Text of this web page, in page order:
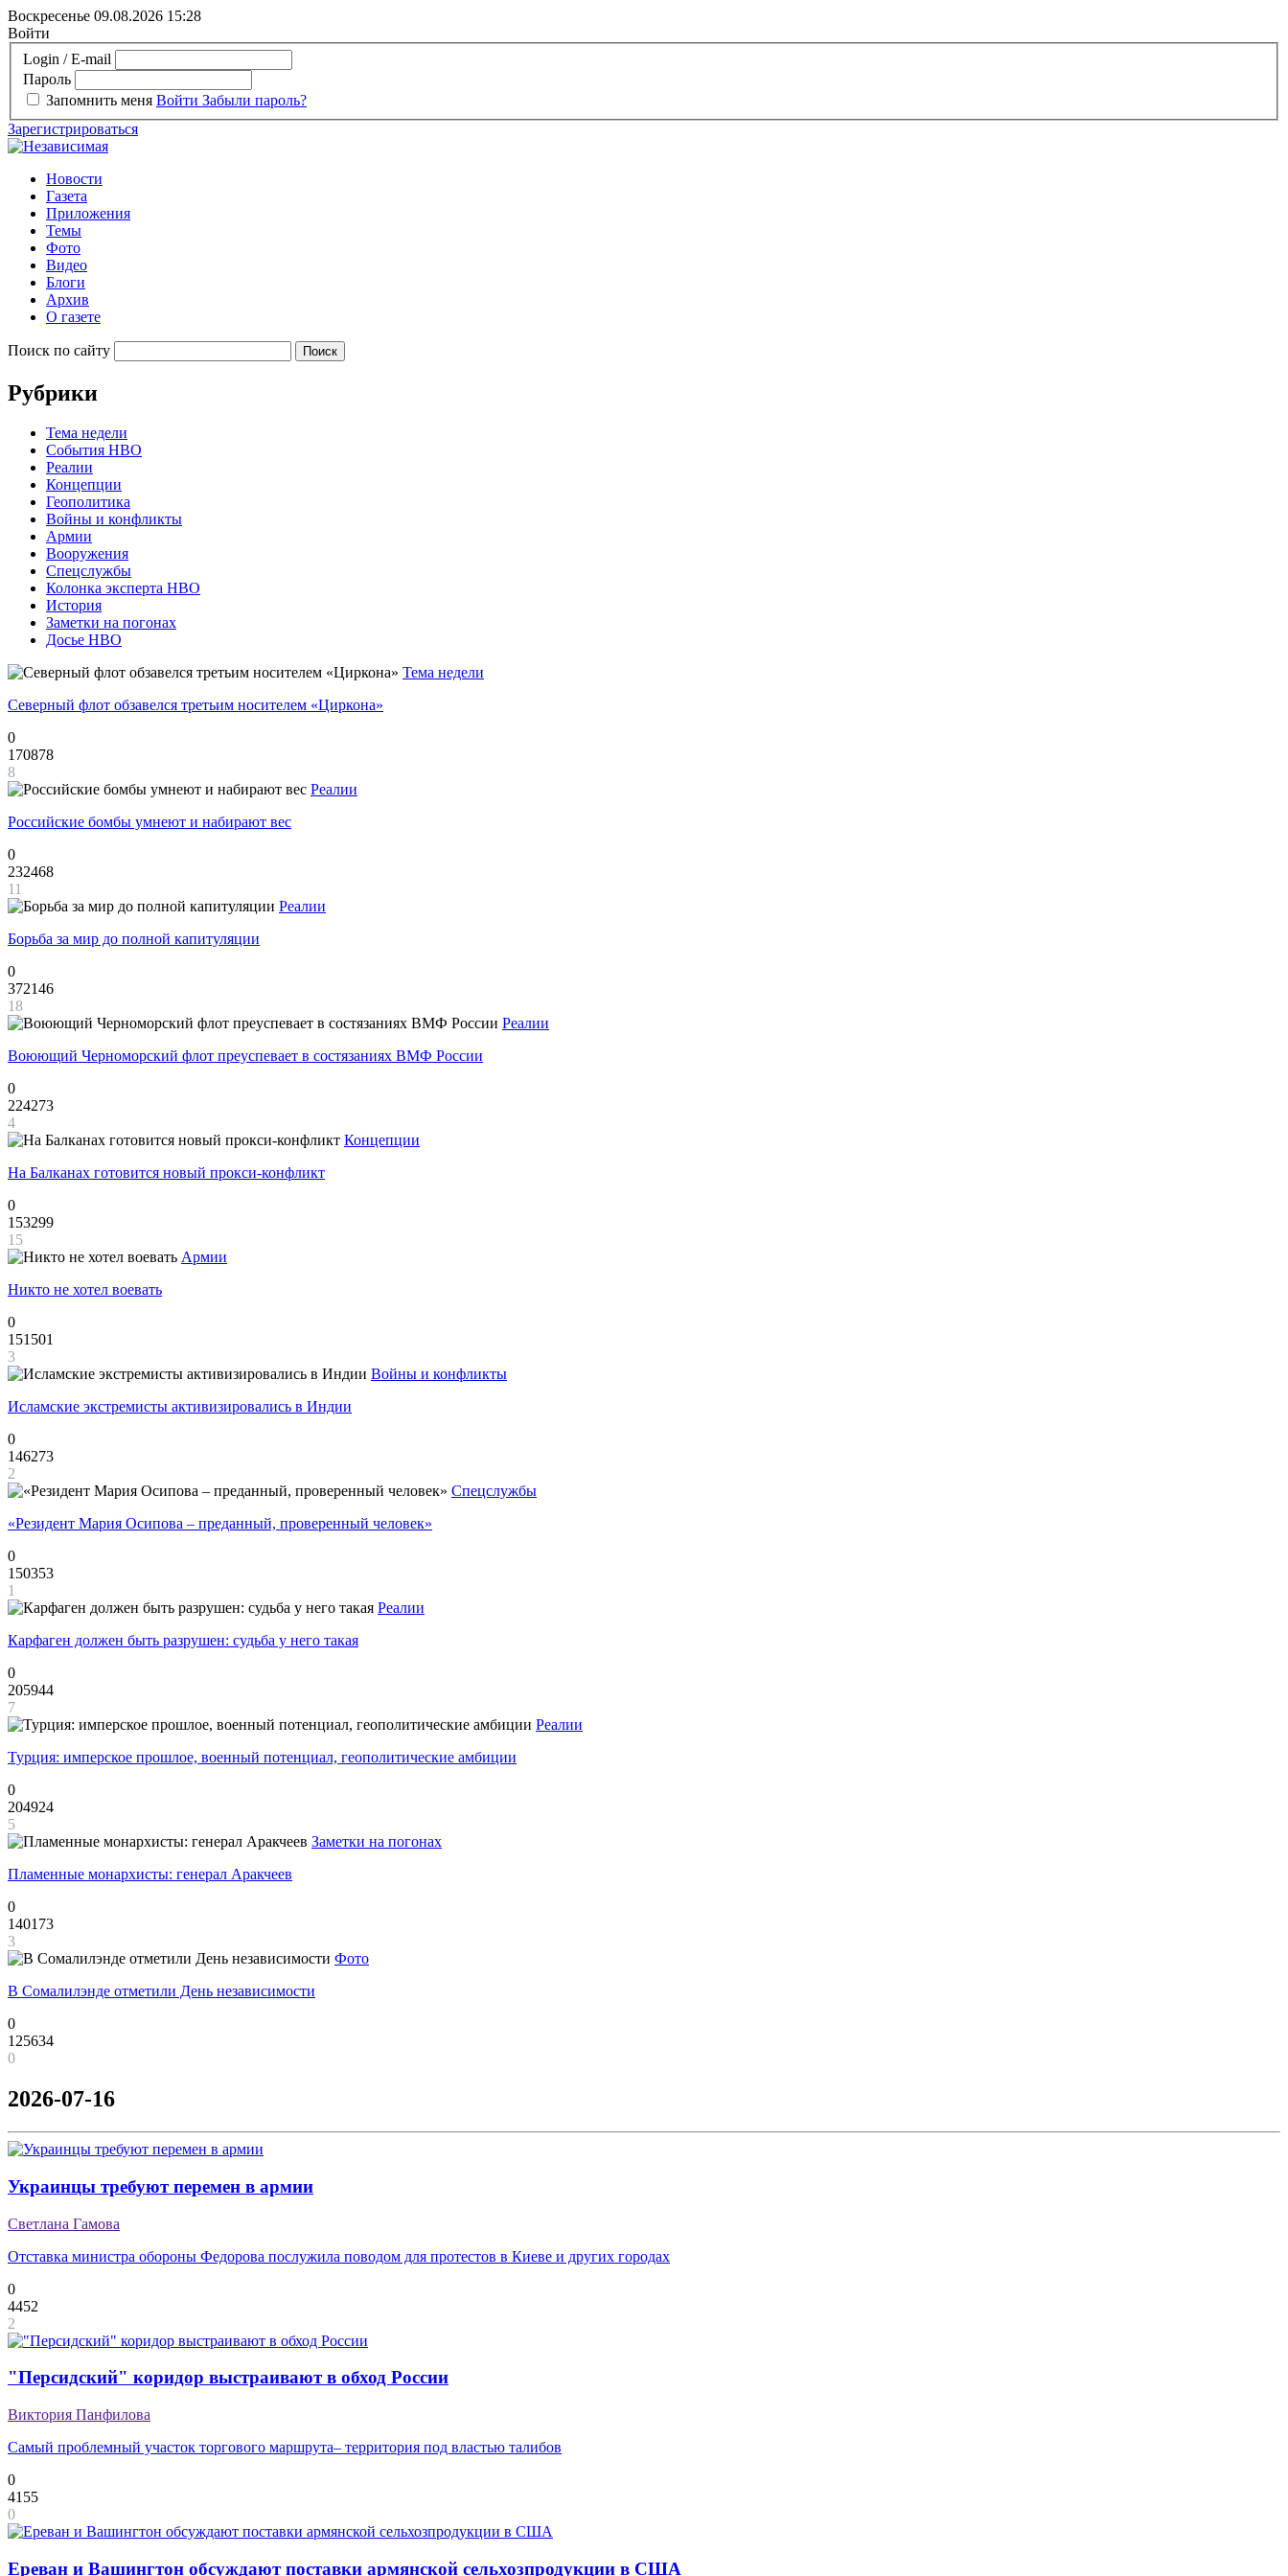
Воскресенье 09.08.2026 15:28
Войти
Login / E-mail
Пароль
Запомнить меня Войти Забыли пароль?
Зарегистрироваться
Новости
Газета
Приложения
Темы
Фото
Видео
Блоги
Архив
О газете
Поиск по сайту
Рубрики
Тема недели
События НВО
Реалии
Концепции
Геополитика
Войны и конфликты
Армии
Вооружения
Спецслужбы
Колонка эксперта НВО
История
Заметки на погонах
Досье НВО
Тема недели
Северный флот обзавелся третьим носителем «Циркона»
0
170878
8
Реалии
Российские бомбы умнеют и набирают вес
0
232468
11
Реалии
Борьба за мир до полной капитуляции
0
372146
18
Реалии
Воюющий Черноморский флот преуспевает в состязаниях ВМФ России
0
224273
4
Концепции
На Балканах готовится новый прокси-конфликт
0
153299
15
Армии
Никто не хотел воевать
0
151501
3
Войны и конфликты
Исламские экстремисты активизировались в Индии
0
146273
2
Спецслужбы
«Резидент Мария Осипова – преданный, проверенный человек»
0
150353
1
Реалии
Карфаген должен быть разрушен: судьба у него такая
0
205944
7
Реалии
Турция: имперское прошлое, военный потенциал, геополитические амбиции
0
204924
5
Заметки на погонах
Пламенные монархисты: генерал Аракчеев
0
140173
3
Фото
В Сомалилэнде отметили День независимости
0
125634
0
2026-07-16
Украинцы требуют перемен в армии
Светлана Гамова
Отставка министра обороны Федорова послужила поводом для протестов в Киеве и других городах
0
4452
2
"Персидский" коридор выстраивают в обход России
Виктория Панфилова
Самый проблемный участок торгового маршрута– территория под властью талибов
0
4155
0
Ереван и Вашингтон обсуждают поставки армянской сельхозпродукции в США